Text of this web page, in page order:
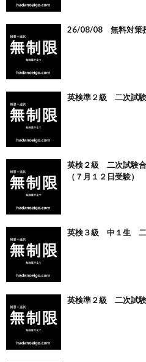
26/08/08 無料対策授
英検準２級 二次試験
英検２級 二次試験合
（７月１２日受験）
英検３級 中１生 二
英検準２級 二次試験